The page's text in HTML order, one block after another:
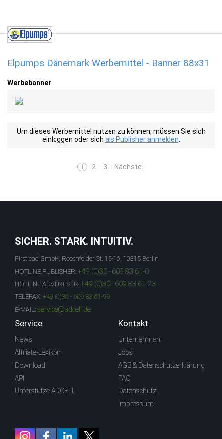
Elpumps Dänemark Werbemittel - Banner 88x31
Werbebanner
Um dieses Werbemittel nutzen zu können, müssen Sie sich
einloggen oder sich als Publisher anmelden
1 2 3 Nächste
SICHER. STARK. INTUITIV.
Firstlead GmbH, Rosenfelder St. 15-16, 10315 Berlin
HOTLINE PUBLISHER: +49 (0)30 - 609 83 61-0
HOTLINE ADVERTISER: +49 (0)30 - 609 83 61-23
TELEFAX: +49 (0)30 - 609 83 61-99
E-MAIL: service@adcell.de
Service
News
Affiliate-Lexikon
Download
API
Unterstütze ADCELL
Kontakt
Unternehmen
Jobs
AGB & Datenschutzerklärung
FAQ
Datenschutz
Impressum